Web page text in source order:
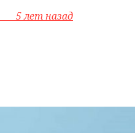
5 лет назад